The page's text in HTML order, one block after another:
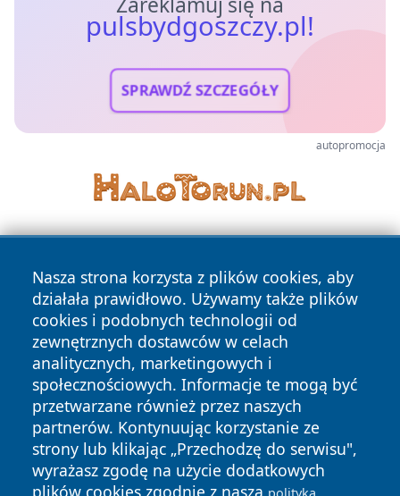
pulsbydgoszczy.pl!
SPRAWDŹ SZCZEGÓŁY
autopromocja
Nasza strona korzysta z plików cookies, aby
działała prawidłowo. Używamy także plików
cookies i podobnych technologii od
zewnętrznych dostawców w celach
analitycznych, marketingowych i
społecznościowych. Informacje te mogą być
przetwarzane również przez naszych
partnerów. Kontynuując korzystanie ze
strony lub klikając „Przechodzę do serwisu",
wyrażasz zgodę na użycie dodatkowych
plików cookies zgodnie z naszą
Copyright © 2026 pulsbydgoszczy.pl Wszystkie prawa
zastrzeżone.
News Autorzy
Polityka
Prywatności
Polityka
Cookies